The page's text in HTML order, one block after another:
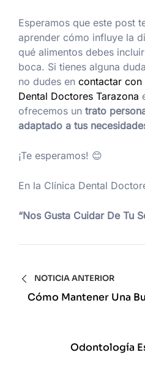
Esperamos que este post
aprender cómo influye la
qué alimentos debes
boca. Si tienes alguna
no dudes en contactar con
Dental Doctores Tarazona
ofrecemos un trato
adaptado a tus
¡Te esperamos! 😊
En la Clínica Dental
“Nos Gusta Cuidar De Tu
NOTICIA ANTERIOR
Cómo Mantener Una
Clínica Dental
Odontología